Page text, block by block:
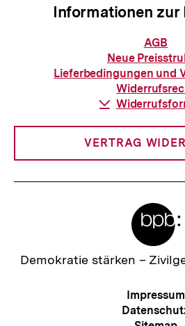
Informationen zur
zur
AGB
Neue
Lieferbedingungen und
Download-
VERTRAG
Zur
Demokratie stärken –
Meta-
Impressum